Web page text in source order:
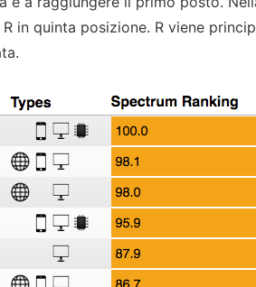
in quinta posizione. R viene